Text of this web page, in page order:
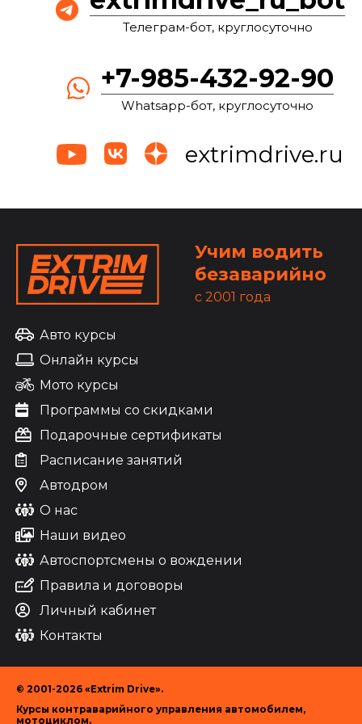
Телеграм-бот, круглосуточно
+7-985-432-92-90
Whatsapp-бот, круглосуточно
extrimdrive.ru
Учим водить
безаварийно
c 2001 года
Авто курсы
Онлайн курсы
Мото курсы
Программы со скидками
Подарочные сертификаты
Расписание занятий
Автодром
О нас
Наши видео
Автоспортсмены о вождении
Правила и договоры
Личный кабинет
Контакты
© 2001-2026 «Extrim Drive».
Курсы контраварийного управления автомобилем,
мотоциклом.